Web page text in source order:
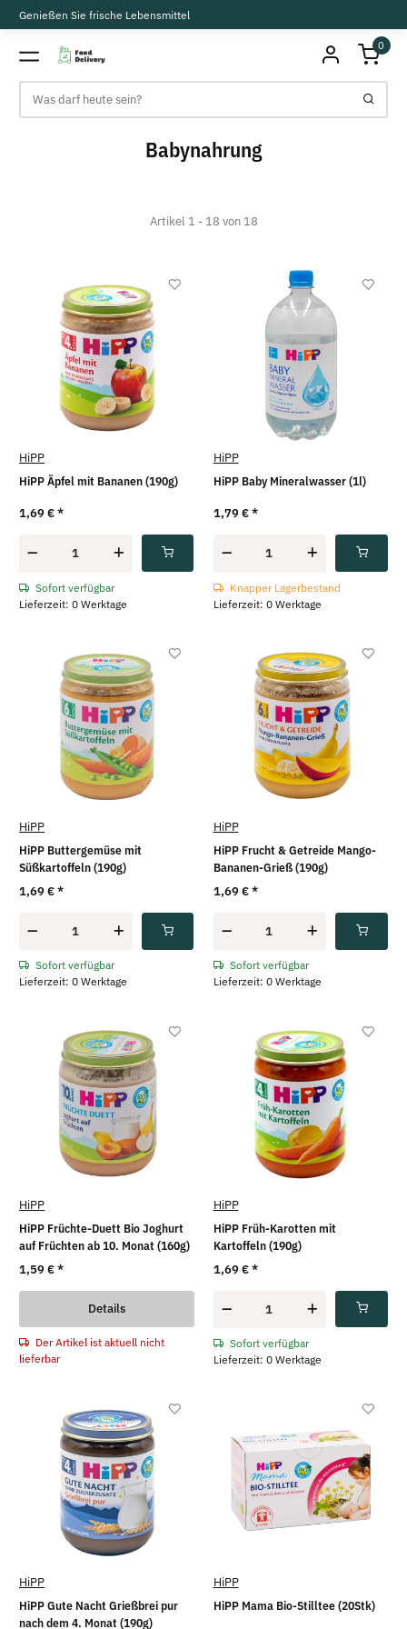
Genießen Sie frische Lebensmittel
0
Babynahrung
Artikel 1 - 18 von 18
HiPP
HiPP Äpfel mit Bananen (190g)
1,69 €*
Sofort verfügbar
Lieferzeit: 0 Werktage
HiPP
HiPP Baby Mineralwasser (1l)
1,79 €*
Knapper Lagerbestand
Lieferzeit: 0 Werktage
HiPP
HiPP Buttergemüse mit
Süßkartoffeln (190g)
1,69 €*
Sofort verfügbar
Lieferzeit: 0 Werktage
HiPP
HiPP Frucht & Getreide Mango-
Bananen-Grieß (190g)
1,69 €*
Sofort verfügbar
Lieferzeit: 0 Werktage
HiPP
HiPP Früchte-Duett Bio Joghurt
auf Früchten ab 10. Monat (160g)
1,59 €*
Details
Der Artikel ist aktuell nicht
lieferbar
HiPP
HiPP Früh-Karotten mit
Kartoffeln (190g)
1,69 €*
Sofort verfügbar
Lieferzeit: 0 Werktage
HiPP
HiPP Gute Nacht Grießbrei pur
nach dem 4. Monat (190g)
HiPP
HiPP Mama Bio-Stilltee (20Stk)